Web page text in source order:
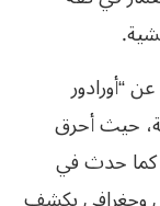
عن “أورادور
حيث أحرق
كما حدث في